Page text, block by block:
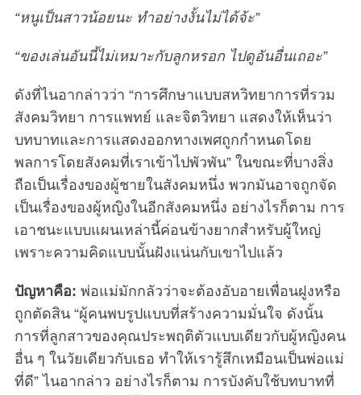
“หนูเป็นสาวน้อยนะ ทำอย่างงั้นไม่ได้จ้ะ”
“ของเล่นอันนี้ไม่เหมาะกับลูกหรอก ไปดูอันอื่นเถอะ”
ดังที่ไนอากล่าวว่า “การศึกษาแบบสหวิทยาการที่รวม
สังคมวิทยา การแพทย์ และจิตวิทยา แสดงให้เห็นว่า
บทบาทและการแสดงออกทางเพศถูกกำหนดโดย
พลการโดยสังคมที่เราเข้าไปพัวพัน” ในขณะที่บางสิ่ง
ถือเป็นเรื่องของผู้ชายในสังคมหนึ่ง พวกมันอาจถูกจัด
เป็นเรื่องของผู้หญิงในอีกสังคมหนึ่ง อย่างไรก็ตาม การ
เอาชนะแบบแผนเหล่านี้ค่อนข้างยากสำหรับผู้ใหญ่
เพราะความคิดแบบนั้นฝังแน่นกับเขาไปแล้ว
ปัญหาคือ: พ่อแม่มักกลัวว่าจะต้องอับอายเพื่อนฝูงหรือ
ถูกตัดสิน “ผู้คนพบรูปแบบที่สร้างความมั่นใจ ดังนั้น
การที่ลูกสาวของคุณประพฤติตัวแบบเดียวกับผู้หญิงคน
อื่น ๆ ในวัยเดียวกับเธอ ทำให้เรารู้สึกเหมือนเป็นพ่อแม่
ที่ดี” ไนอากล่าว อย่างไรก็ตาม การบังคับใช้บทบาทที่